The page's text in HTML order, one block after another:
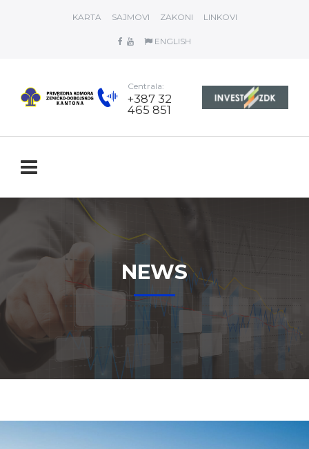
KARTA SAJMOVI ZAKONI LINKOVI
ENGLISH
Centrala:
+387 32
465 851
NEWS